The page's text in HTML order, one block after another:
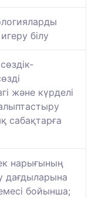
білу
және күрделі
сабақтарға
нарығының
дағдыларына
бойынша;